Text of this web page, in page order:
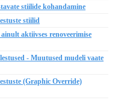
stiilide kohandamine
stiilid
aktiivses renoveerimise
- Muutused mudeli vaate
(Graphic Override)